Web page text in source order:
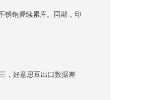
锈钢握续累库。同期，印
，好意思豆出口数据差